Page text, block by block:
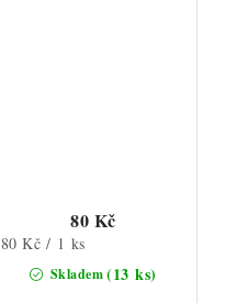
Skladem(13 ks)
80 Kč
Měrná
cena:
80 Kč / 1 ks